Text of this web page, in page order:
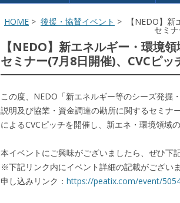
HOME > 後援・協賛イベント > 【NEDO】新
セミ
【NEDO】新エネルギー・環境
セミナー(7月8日開催)、CVCピ
この度、NEDO「新エネルギー等のシーズ発掘
説明及び協業・資金調達の勘所に関するセミナ
によるCVCピッチを開催し、新エネ・環境領域
本イベントにご興味がございましたら、ぜひ下
※下記リンク内にイベント詳細の記載がござい
申し込みリンク： https://peatix.com/event/